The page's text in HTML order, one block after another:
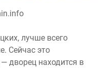
лучше всего
Сейчас это
дворец находится в